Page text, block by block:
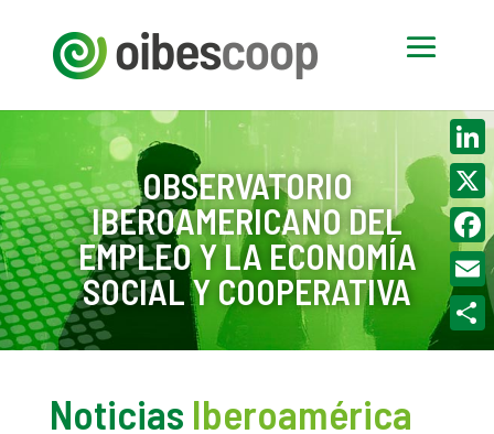
OBSERVATORIO
IBEROAMERICANO DEL
EMPLEO Y LA ECONOMÍA
SOCIAL Y COOPERATIVA
Noticias Iberoamérica
X
Email